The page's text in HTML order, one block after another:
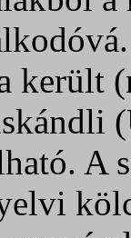
került
A